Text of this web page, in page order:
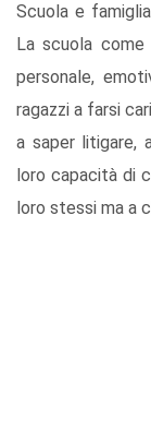
Scuola e
La scuola
personale,
ragazzi a farsi
a saper litigare,
loro capacità di
loro stessi ma a